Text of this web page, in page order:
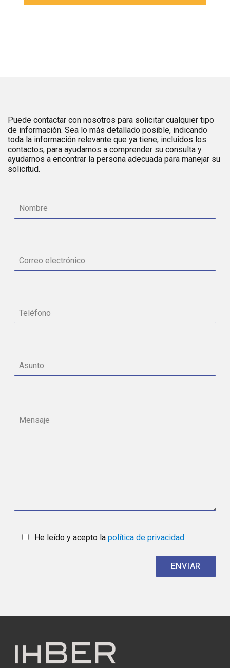
Puede contactar con nosotros para solicitar cualquier tipo
de información. Sea lo más detallado posible, indicando
toda la información relevante que ya tiene, incluidos los
contactos, para ayudarnos a comprender su consulta y
ayudarnos a encontrar la persona adecuada para manejar su
solicitud.
He leído y acepto la política de privacidad